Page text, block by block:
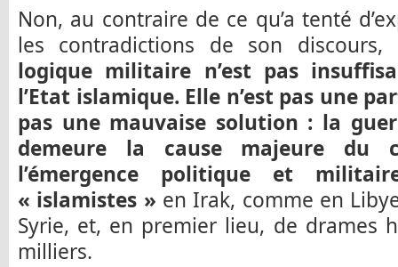
Non, au contraire de ce qu’a tenté
les contradictions de son discours,
logique militaire n’est pas
l’Etat islamique. Elle n’est pas une
pas une mauvaise solution : la
demeure la cause majeure du
l’émergence politique et
« islamistes » en Irak, comme en
Syrie, et, en premier lieu, de drames
milliers.